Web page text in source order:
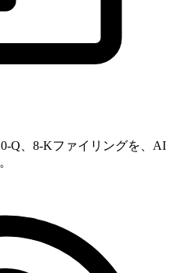
Q、8-Kファイリングを、AI